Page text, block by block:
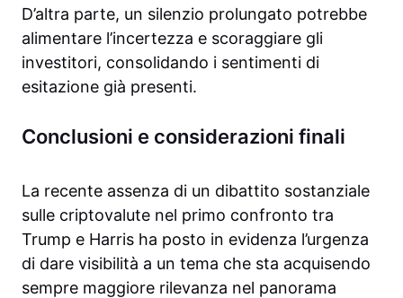
D’altra parte, un silenzio prolungato potrebbe
alimentare l’incertezza e scoraggiare gli
investitori, consolidando i sentimenti di
esitazione già presenti.
Conclusioni e considerazioni finali
La recente assenza di un dibattito sostanziale
sulle criptovalute nel primo confronto tra
Trump e Harris ha posto in evidenza l’urgenza
di dare visibilità a un tema che sta acquisendo
sempre maggiore rilevanza nel panorama